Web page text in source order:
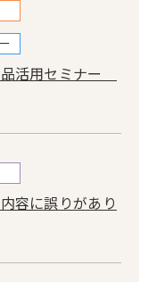
活用セミナー
容に誤りがあり